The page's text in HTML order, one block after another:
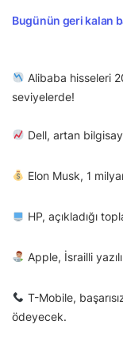
Bugünün geri kalan
Alibaba hisseleri
seviyelerde!
Dell, artan
Elon Musk, 1
HP, açıkladığı
Apple, İsrailli
T-Mobile,
ödeyecek.